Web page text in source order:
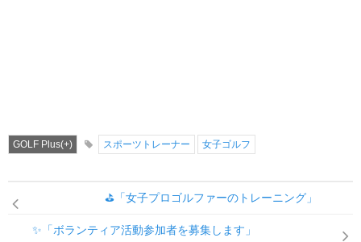
GOLF Plus(+) スポーツトレーナー 女子ゴルフ
⛳「女子プロゴルファーのトレーニング」
✨「ボランティア活動参加者を募集します」